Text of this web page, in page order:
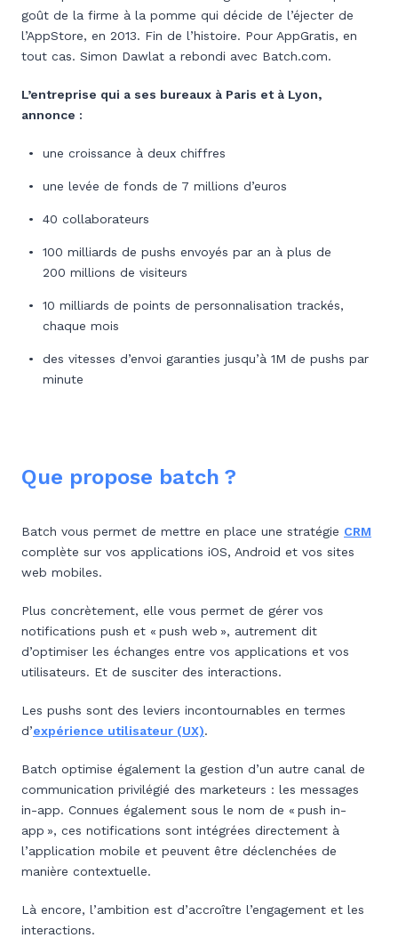
goût de la firme à la pomme qui décide de l’éjecter de
l’AppStore, en 2013. Fin de l’histoire. Pour AppGratis, en
tout cas. Simon Dawlat a rebondi avec Batch.com.
L’entreprise qui a ses bureaux à Paris et à Lyon,
annonce :
une croissance à deux chiffres
une levée de fonds de 7 millions d’euros
40 collaborateurs
100 milliards de pushs envoyés par an à plus de
200 millions de visiteurs
10 milliards de points de personnalisation trackés,
chaque mois
des vitesses d’envoi garanties jusqu’à 1M de pushs par
minute
Que propose batch ?
Batch vous permet de mettre en place une stratégie CRM
complète sur vos applications iOS, Android et vos sites
web mobiles.
Plus concrètement, elle vous permet de gérer vos
notifications push et « push web », autrement dit
d’optimiser les échanges entre vos applications et vos
utilisateurs. Et de susciter des interactions.
Les pushs sont des leviers incontournables en termes
d’expérience utilisateur (UX).
Batch optimise également la gestion d’un autre canal de
communication privilégié des marketeurs : les messages
in-app. Connues également sous le nom de « push in-
app », ces notifications sont intégrées directement à
l’application mobile et peuvent être déclenchées de
manière contextuelle.
Là encore, l’ambition est d’accroître l’engagement et les
interactions.